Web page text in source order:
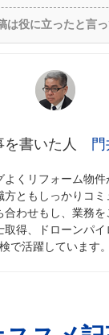
は役に立ったと言っ
門
よくリフォーム物
ともしっかりコ
合わせもし、業務
取得、ドローンパ
検で活躍しています。